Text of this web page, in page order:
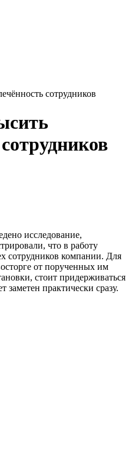
сотрудников
исследование,
что в работу
сотрудников компании. Для
от порученных им
стоит придерживаться
заметен практически сразу.